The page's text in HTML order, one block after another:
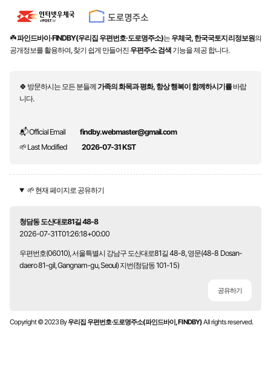
☘️파인드바이·FINDBY(우리집 우편번호·도로명주소)는 우체국, 한국국토지리정보원의
공개정보를 활용하여, 찾기 쉽게 만들어진 우편주소 검색 기능을 제공 합니다.
🍀 방문하시는 모든 분들께가족의 화목과 평화, 항상 행복이 함께하시기를바랍
니다.
📬 Official Email
findby.webmaster@gmail.com
🌱 Last Modified
2026-07-31 KST
🌱 현재 페이지로 공유하기
청담동 도산대로81길 48-8
2026-07-31T01:26:18+00:00
우편번호(06010), 서울특별시 강남구 도산대로81길 48-8, 영문(48-8 Dosan-
daero 81-gil, Gangnam-gu, Seoul) 지번(청담동 101-15)
공유하기
Copyright © 2023 By우리집 우편번호·도로명주소(파인드바이, FINDBY)All rights reserved.